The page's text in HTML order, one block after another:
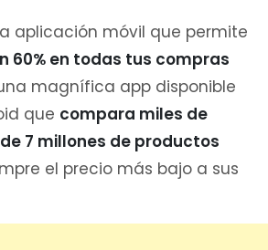
aplicación móvil que permite
60% en todas tus compras
una magnífica app disponible
que compara miles de
7 millones de productos
el precio más bajo a sus